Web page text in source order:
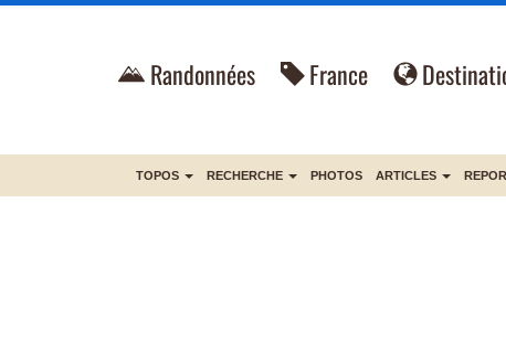
Randonnées France
TOPOS RECHERCHE PHOTOS ARTICLES